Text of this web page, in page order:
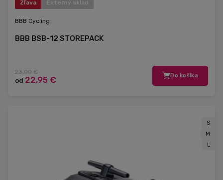
Zľava Externý sklad
BBB Cycling
BBB BSB-12 STOREPACK
23,00 €
od 22,95 € Do košíka
S
M
L